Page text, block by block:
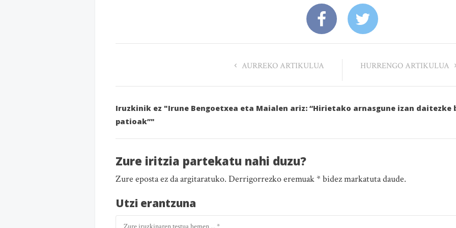
AURREKO ARTIKULUA HURRENGO ARTIKULUA
Iruzkinik ez "Irune Bengoetxea eta Maialen ariz: “Hirietako arnasgune izan
patioak”"
Zure iritzia partekatu nahi duzu?
Zure eposta ez da argitaratuko. Derrigorrezko eremuak * bidez markatuta daude.
Utzi erantzuna